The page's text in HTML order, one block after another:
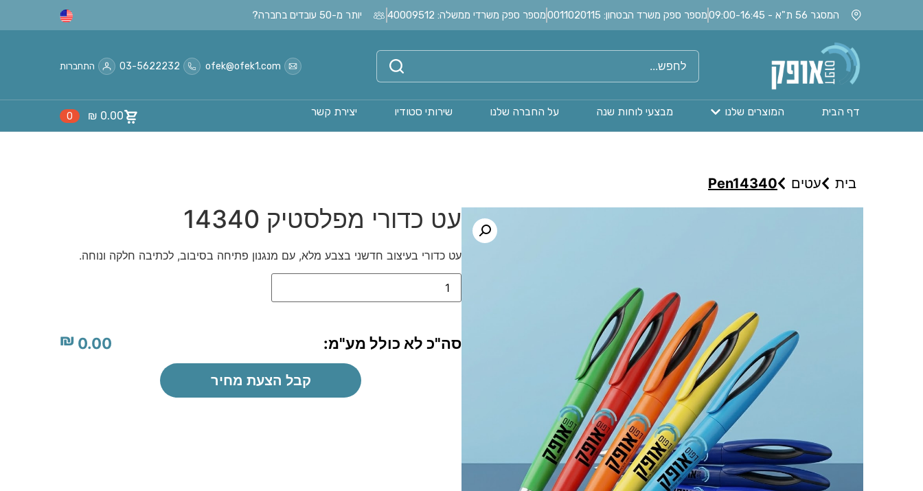
המסגר 56 ת"א - 09:00-16:45 מספר ספק משרד הבטחון: 0011020115 מספר ספק משרדי ממשלה: 40009512 יותר מ-50 עובדים בחברה?
ofek@ofek1.com
03-5622232 התחברות
דף הבית המוצרים שלנו מבצעי לוחות שנה על החברה שלנו שירותי סטודיו יצירת קשר ₪ 0.00
0
בית עטים Pen14340
עט כדורי מפלסטיק 14340
עט כדורי בעיצוב חדשני בצבע מלא, עם מנגנון פתיחה בסיבוב, לכתיבה חלקה ונוחה.
סה"כ לא כולל מע"מ: ₪ 0.00
קבל הצעת מחיר